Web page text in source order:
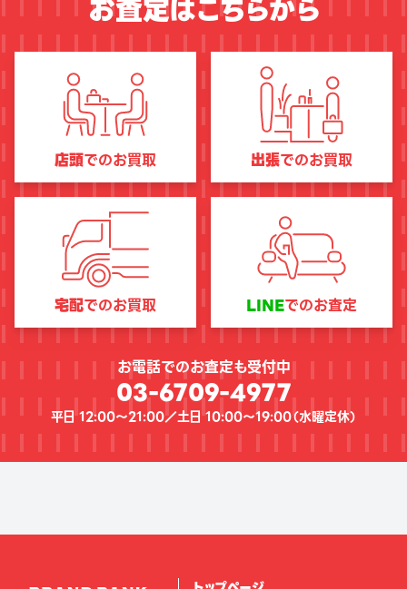
お査定はこちらから
店頭でのお買取 出張でのお買取
宅配でのお買取 LINEでのお査定
お電話でのお査定も受付中
03-6709-4977
平日 12:00〜21:00／土日 10:00〜19:00（水曜定休）